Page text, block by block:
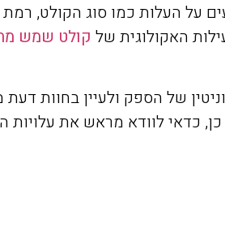
על העלות כמו סוג הקולט,
האקולוגית של קולט שמש
של הספק ולעיין בחוות
כדאי לוודא מראש את